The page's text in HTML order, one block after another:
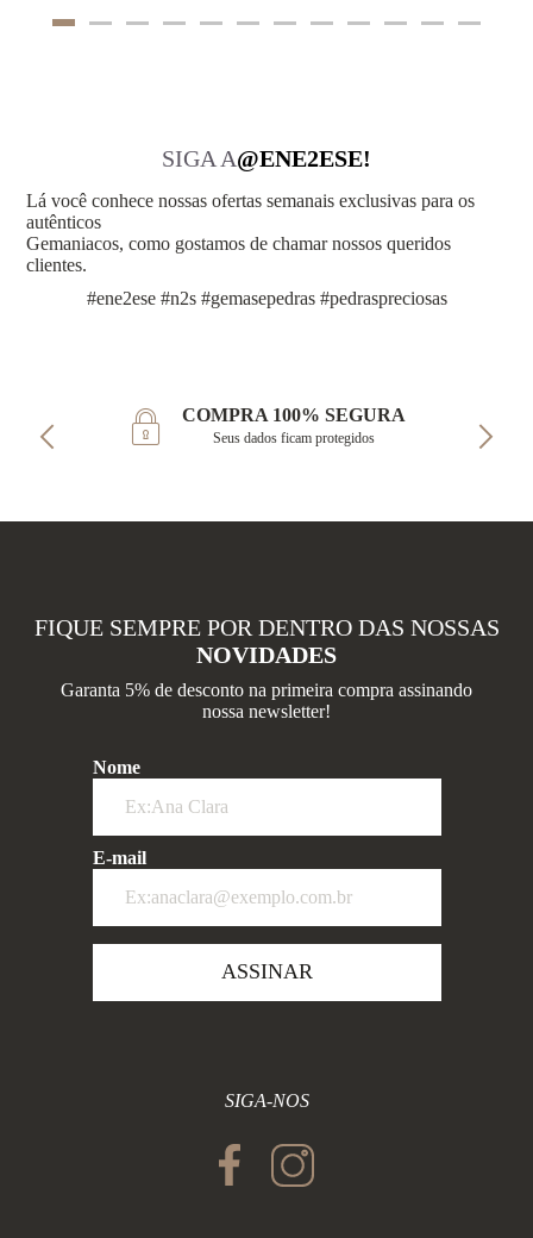
SIGA A@ENE2ESE!
Lá você conhece nossas ofertas semanais exclusivas para os
autênticos
Gemaniacos, como gostamos de chamar nossos queridos
clientes.
#ene2ese #n2s #gemasepedras #pedraspreciosas
COMPRA 100% SEGURA
Seus dados ficam protegidos
FIQUE SEMPRE POR DENTRO DAS NOSSAS
NOVIDADES
Garanta 5% de desconto na primeira compra assinando
nossa newsletter!
Nome
E-mail
ASSINAR
SIGA-NOS